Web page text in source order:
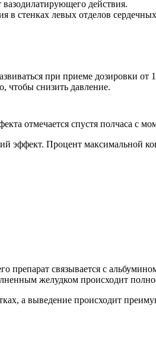
действия.
в стенках левых отделов
при приеме дозировки
чтобы снизить давление.
отмечается спустя полчаса с
эффект. Процент максимальной
препарат связывается с
желудком происходит
а выведение происходит